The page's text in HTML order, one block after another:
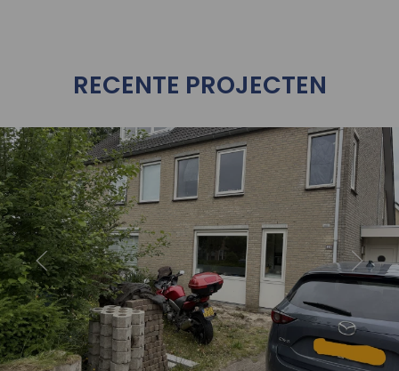
RECENTE PROJECTEN
Bekijk